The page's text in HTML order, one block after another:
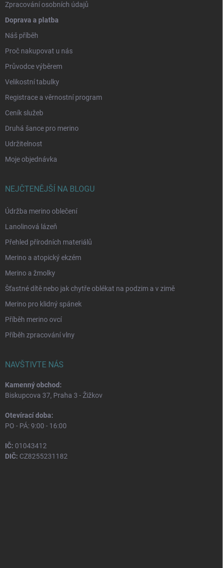
Zpracování osobních údajů
Doprava a platba
Náš příběh
Proč nakupovat u nás
Průvodce výběrem
Velikostní tabulky
Registrace a věrnostní program
Ceník služeb
Druhá šance pro merino
Udržitelnost
Moje objednávka
NEJČTENĚJŠÍ NA BLOGU
Údržba merino oblečení
Lanolinová lázeň
Přehled přírodních materiálů
Merino a atopický ekzém
Merino a žmolky
Šťastné dítě nebo jak chytře oblékat na podzim a v zimě
Merino pro klidný spánek
Příběh merino ovcí
Příběh zpracování vlny
NAVŠTIVTE NÁS
Kamenný obchod:
Biskupcova 37, Praha 3 - Žižkov
Otevírací doba:
PO - PÁ: 9:00 - 16:00
IČ: 01043412
DIČ: CZ8255231182